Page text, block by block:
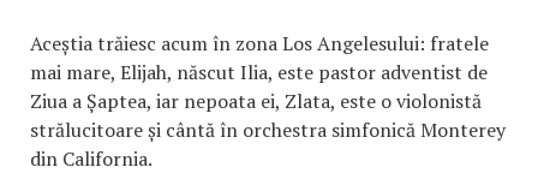
Aceștia trăiesc acum în zona Los Angelesului: fratele
mai mare, Elijah, născut Ilia, este pastor adventist de
Ziua a Șaptea, iar nepoata ei, Zlata, este o violonistă
strălucitoare și cântă în orchestra simfonică Monterey
din California.